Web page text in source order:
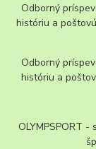
Odborný
históriu a
Odborný
históriu a
OLYMPSPORT